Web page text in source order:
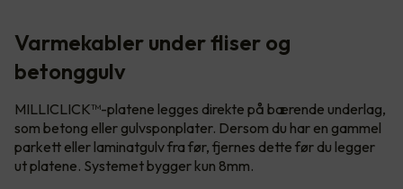
Varmekabler under fliser og
betonggulv
MILLICLICK™-platene legges direkte på bærende underlag,
som betong eller gulvsponplater. Dersom du har en gammel
parkett eller laminatgulv fra før, fjernes dette før du legger
ut platene. Systemet bygger kun 8mm.